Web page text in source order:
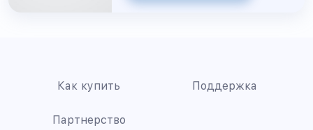
Как купить Поддержка
Партнерство